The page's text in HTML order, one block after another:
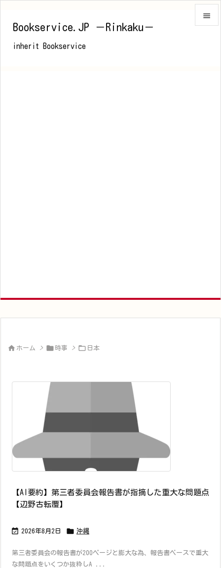
Bookservice.JP －Rinkaku－
inherit Bookservice

 ホーム >  時事 >  日本
【AI要約】第三者委員会報告書が指摘した重大な問題点
【辺野古転覆】
 2026年8月2日  沖縄
第三者委員会の報告書が200ページと膨大な為、報告書ベースで重大
な問題点をいくつか抜粋しA ...